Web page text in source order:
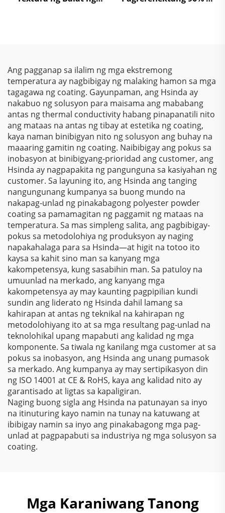
Ang pagganap sa ilalim ng mga ekstremong
temperatura ay nagbibigay ng malaking hamon sa mga
tagagawa ng coating. Gayunpaman, ang Hsinda ay
nakabuo ng solusyon para maisama ang mababang
antas ng thermal conductivity habang pinapanatili nito
ang mataas na antas ng tibay at estetika ng coating,
kaya naman binibigyan nito ng solusyon ang buhay na
maaaring gamitin ng coating. Naibibigay ang pokus sa
inobasyon at binibigyang-prioridad ang customer, ang
Hsinda ay nagpapakita ng pangunguna sa kasiyahan ng
customer. Sa layuning ito, ang Hsinda ang tanging
nangungunang kumpanya sa buong mundo na
nakapag-unlad ng pinakabagong polyester powder
coating sa pamamagitan ng paggamit ng mataas na
temperatura. Sa mas simpleng salita, ang pagbibigay-
pokus sa metodolohiya ng produksyon ay naging
napakahalaga para sa Hsinda—at higit na totoo ito
kaysa sa kahit sino man sa kanyang mga
kakompetensya, kung sasabihin man. Sa patuloy na
umuunlad na merkado, ang kanyang mga
kakompetensya ay may kaunting pagpipilian kundi
sundin ang liderato ng Hsinda dahil lamang sa
kahirapan at antas ng teknikal na kahirapan ng
metodolohiyang ito at sa mga resultang pag-unlad na
teknolohikal upang mapabuti ang kalidad ng mga
komponente. Sa tiwala ng kanilang mga customer at sa
pokus sa inobasyon, ang Hsinda ang unang pumasok
sa merkado. Ang kumpanya ay may sertipikasyon din
ng ISO 14001 at CE & RoHS, kaya ang kalidad nito ay
garantisado at ligtas sa kapaligiran.
Naging buong sigla ang Hsinda na patunayan sa inyo
na itinuturing kayo namin na tunay na katuwang at
ibibigay namin sa inyo ang pinakabagong mga pag-
unlad at pagpapabuti sa industriya ng mga solusyon sa
coating.
Mga Karaniwang Tanong